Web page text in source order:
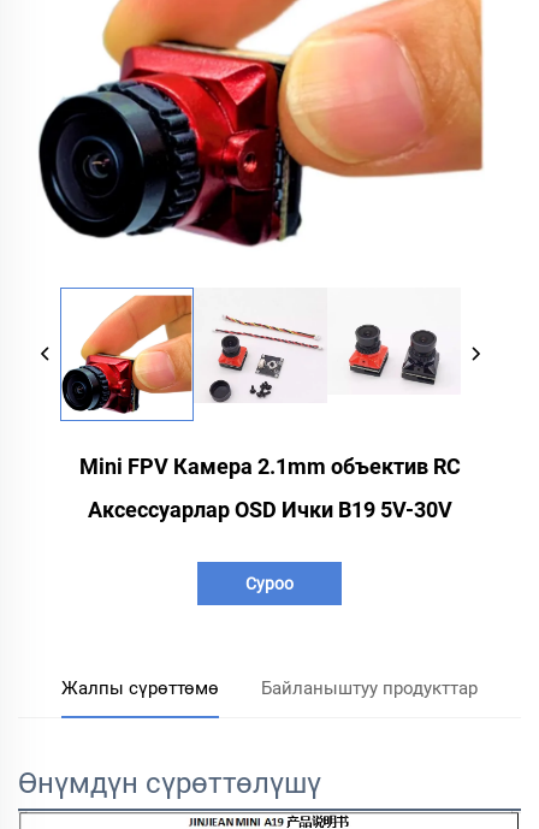
Mini FPV Камера 2.1mm объектив RC
Аксессуарлар OSD Ички B19 5V-30V
Суроо
Жалпы сүрөттөмө Байланыштуу продукттар
Өнүмдүн сүрөттөлүшү